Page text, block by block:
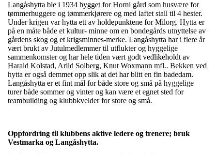
Langåshytta ble i 1934 bygget for Horni gård som husvære for
tømmerhuggere og tømmerkjørere og med laftet stall til 4 hester.
Under krigen var hytta ett av holdepunktene for Milorg. Hytta er
på en måte både et kultur- minne om en bondegårds utnyttelse av
gårdens skog og et krigsminnes-merke. Langåshytta har i flere år
vært brukt av Jutulmedlemmer til utflukter og hyggelige
sammenkomster og har hele tiden vært godt vedlikeholdt av
Harald Kolstad, Arild Solberg, Knut Woxmann mfl.. Bekken ved
hytta er også demmet opp slik at det har blitt en fin badedam.
Langåshytta er et fint mål for både store og små på hyggelige
turer både sommer og vinter og kan være et egnet sted for
teambuilding og klubbkvelder for store og små.
Oppfordring til klubbens aktive ledere og trenere; bruk
Vestmarka og Langåshytta.